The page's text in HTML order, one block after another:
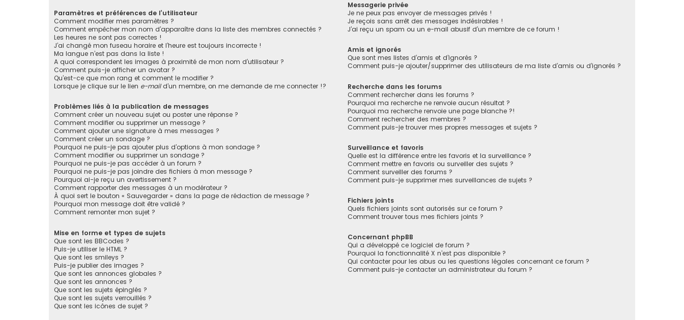
Paramètres et préférences de l’utilisateur
Comment modifier mes paramètres ?
Comment empêcher mon nom d’apparaître dans la liste des membres connectés ?
Les heures ne sont pas correctes !
J’ai changé mon fuseau horaire et l’heure est toujours incorrecte !
Ma langue n’est pas dans la liste !
A quoi correspondent les images à proximité de mon nom d’utilisateur ?
Comment puis-je afficher un avatar ?
Qu’est-ce que mon rang et comment le modifier ?
Lorsque je clique sur le lien e-maild’un membre, on me demande de me connecter !?
Problèmes liés à la publication de messages
Comment créer un nouveau sujet ou poster une réponse ?
Comment modifier ou supprimer un message ?
Comment ajouter une signature à mes messages ?
Comment créer un sondage ?
Pourquoi ne puis-je pas ajouter plus d’options à mon sondage ?
Comment modifier ou supprimer un sondage ?
Pourquoi ne puis-je pas accéder à un forum ?
Pourquoi ne puis-je pas joindre des fichiers à mon message ?
Pourquoi ai-je reçu un avertissement ?
Comment rapporter des messages à un modérateur ?
À quoi sert le bouton « Sauvegarder » dans la page de rédaction de message ?
Pourquoi mon message doit être validé ?
Comment remonter mon sujet ?
Mise en forme et types de sujets
Que sont les BBCodes ?
Puis-je utiliser le HTML ?
Que sont les smileys ?
Puis-je publier des images ?
Que sont les annonces globales ?
Que sont les annonces ?
Que sont les sujets épinglés ?
Que sont les sujets verrouillés ?
Que sont les icônes de sujet ?
Messagerie privée
Je ne peux pas envoyer de messages privés !
Je reçois sans arrêt des messages indésirables !
J’ai reçu un spam ou un e-mail abusif d’un membre de ce forum !
Amis et ignorés
Que sont mes listes d’amis et d’ignorés ?
Comment puis-je ajouter/supprimer des utilisateurs de ma liste d’amis ou d’ignorés ?
Recherche dans les forums
Comment rechercher dans les forums ?
Pourquoi ma recherche ne renvoie aucun résultat ?
Pourquoi ma recherche renvoie une page blanche ?!
Comment rechercher des membres ?
Comment puis-je trouver mes propres messages et sujets ?
Surveillance et favoris
Quelle est la différence entre les favoris et la surveillance ?
Comment mettre en favoris ou surveiller des sujets ?
Comment surveiller des forums ?
Comment puis-je supprimer mes surveillances de sujets ?
Fichiers joints
Quels fichiers joints sont autorisés sur ce forum ?
Comment trouver tous mes fichiers joints ?
Concernant phpBB
Qui a développé ce logiciel de forum ?
Pourquoi la fonctionnalité X n’est pas disponible ?
Qui contacter pour les abus ou les questions légales concernant ce forum ?
Comment puis-je contacter un administrateur du forum ?